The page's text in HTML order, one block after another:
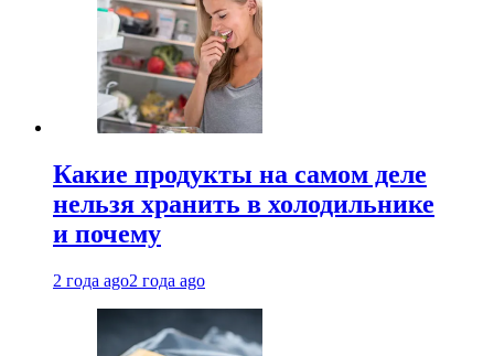
Какие продукты на самом деле
нельзя хранить в холодильнике
и почему
2 года ago2 года ago